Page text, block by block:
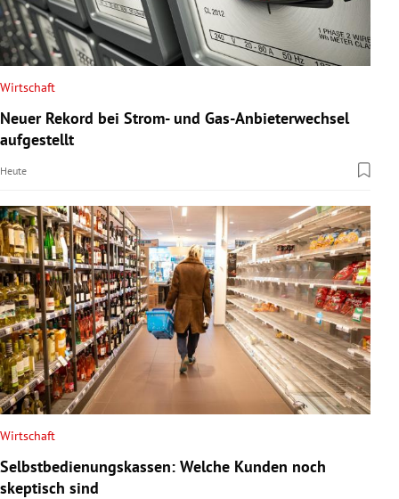
Wirtschaft
Neuer Rekord bei Strom- und Gas-Anbieterwechsel
aufgestellt
Heute
Wirtschaft
Selbstbedienungskassen: Welche Kunden noch
skeptisch sind